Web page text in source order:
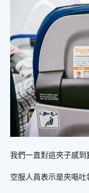
我們一直對這夾子感
空服人員表示是夾嘔吐